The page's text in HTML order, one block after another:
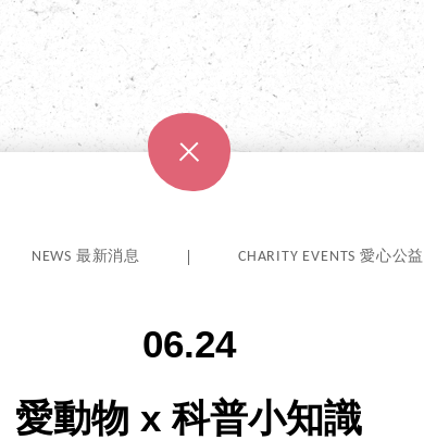
NEWS 最新消息 CHARITY EVENTS 愛心公益
06.24
愛動物 x 科普小知識